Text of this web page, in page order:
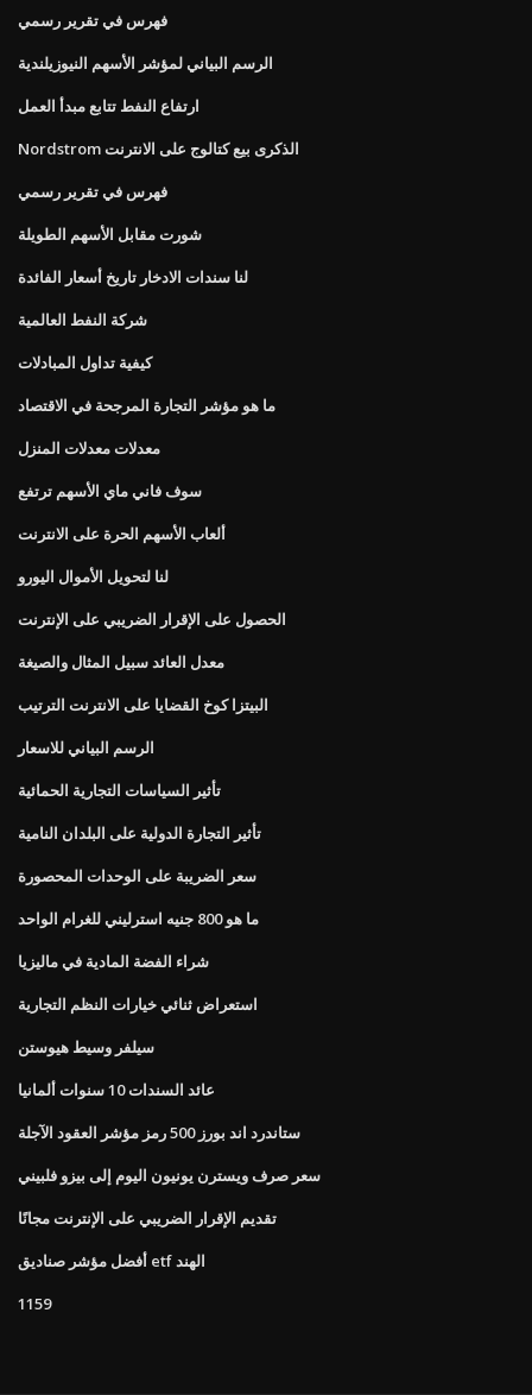
فهرس في تقرير رسمي
الرسم البياني لمؤشر الأسهم النيوزيلندية
ارتفاع النفط تتابع مبدأ العمل
Nordstrom الذكرى بيع كتالوج على الانترنت
فهرس في تقرير رسمي
شورت مقابل الأسهم الطويلة
لنا سندات الادخار تاريخ أسعار الفائدة
شركة النفط العالمية
كيفية تداول المبادلات
ما هو مؤشر التجارة المرجحة في الاقتصاد
معدلات معدلات المنزل
سوف فاني ماي الأسهم ترتفع
ألعاب الأسهم الحرة على الانترنت
لنا لتحويل الأموال اليورو
الحصول على الإقرار الضريبي على الإنترنت
معدل العائد سبيل المثال والصيغة
البيتزا كوخ القضايا على الانترنت الترتيب
الرسم البياني للاسعار
تأثير السياسات التجارية الحمائية
تأثير التجارة الدولية على البلدان النامية
سعر الضريبة على الوحدات المحصورة
ما هو 800 جنيه استرليني للغرام الواحد
شراء الفضة المادية في ماليزيا
استعراض ثنائي خيارات النظم التجارية
سيلفر وسيط هيوستن
عائد السندات 10 سنوات ألمانيا
ستاندرد اند بورز 500 رمز مؤشر العقود الآجلة
سعر صرف ويسترن يونيون اليوم إلى بيزو فلبيني
تقديم الإقرار الضريبي على الإنترنت مجانًا
أفضل مؤشر صناديق etf الهند
1159